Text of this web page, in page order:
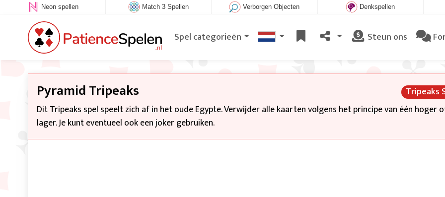
Neon spellen Match 3 Spellen Verborgen Objecten Denkspellen
Spel categorieën Steun ons
Tripeaks
Pyramid Tripeaks
Dit Tripeaks spel speelt zich af in het oude Egypte. Verwijder alle kaarten volgens het principe van één hoger
lager. Je kunt eventueel ook een joker gebruiken.